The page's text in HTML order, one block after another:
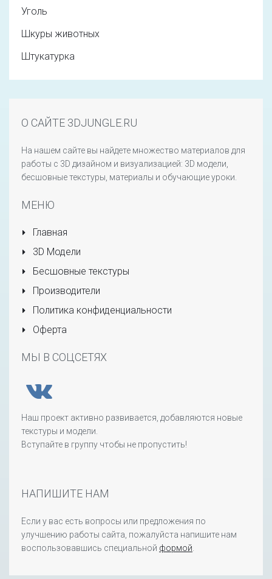
Уголь
Шкуры животных
Штукатурка
О САЙТЕ 3DJUNGLE.RU
На нашем сайте вы найдете множество материалов для
работы с 3D дизайном и визуализацией: 3D модели,
бесшовные текстуры, материалы и обучающие уроки.
МЕНЮ
Главная
3D Модели
Бесшовные текстуры
Производители
Политика конфиденциальности
Оферта
МЫ В СОЦСЕТЯХ
Наш проект активно развивается, добавляются новые
текстуры и модели.
Вступайте в группу чтобы не пропустить!
НАПИШИТЕ НАМ
Если у вас есть вопросы или предложения по
улучшению работы сайта, пожалуйста напишите нам
воспользовавшись специальной формой.